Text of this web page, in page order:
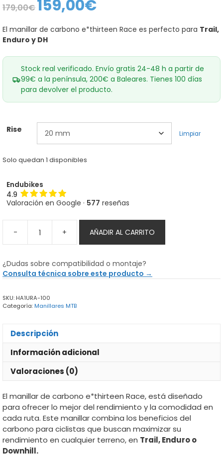
179,00€ precio
era:
179,00€.
159,00€precio
es:
159,00€.
El manillar de carbono e*thirteen Race es perfecto para Trail,
Enduro y DH
Stock real verificado. Envío gratis 24-48 h a partir de
99€ a la península, 200€ a Baleares. Tienes 100 días
para devolver el producto.
Rise Limpiar
Solo quedan 1 disponibles
Endubikes
4.9
Valoración en Google · 577 reseñas
-
Manillar
e*thirteen
Carbon
cantidad
+ AÑADIR AL CARRITO
¿Dudas sobre compatibilidad o montaje?
Consulta técnica sobre este producto →
SKU: HA1URA-100
Categoría:Manillares MTB
Descripción
Información adicional
Valoraciones (0)
El manillar de carbono e*thirteen Race, está diseñado
para ofrecer lo mejor del rendimiento y la comodidad en
cada ruta. Este manillar combina los beneficios del
carbono para ciclistas que buscan maximizar su
rendimiento en cualquier terreno, en Trail, Enduro o
Downhill.